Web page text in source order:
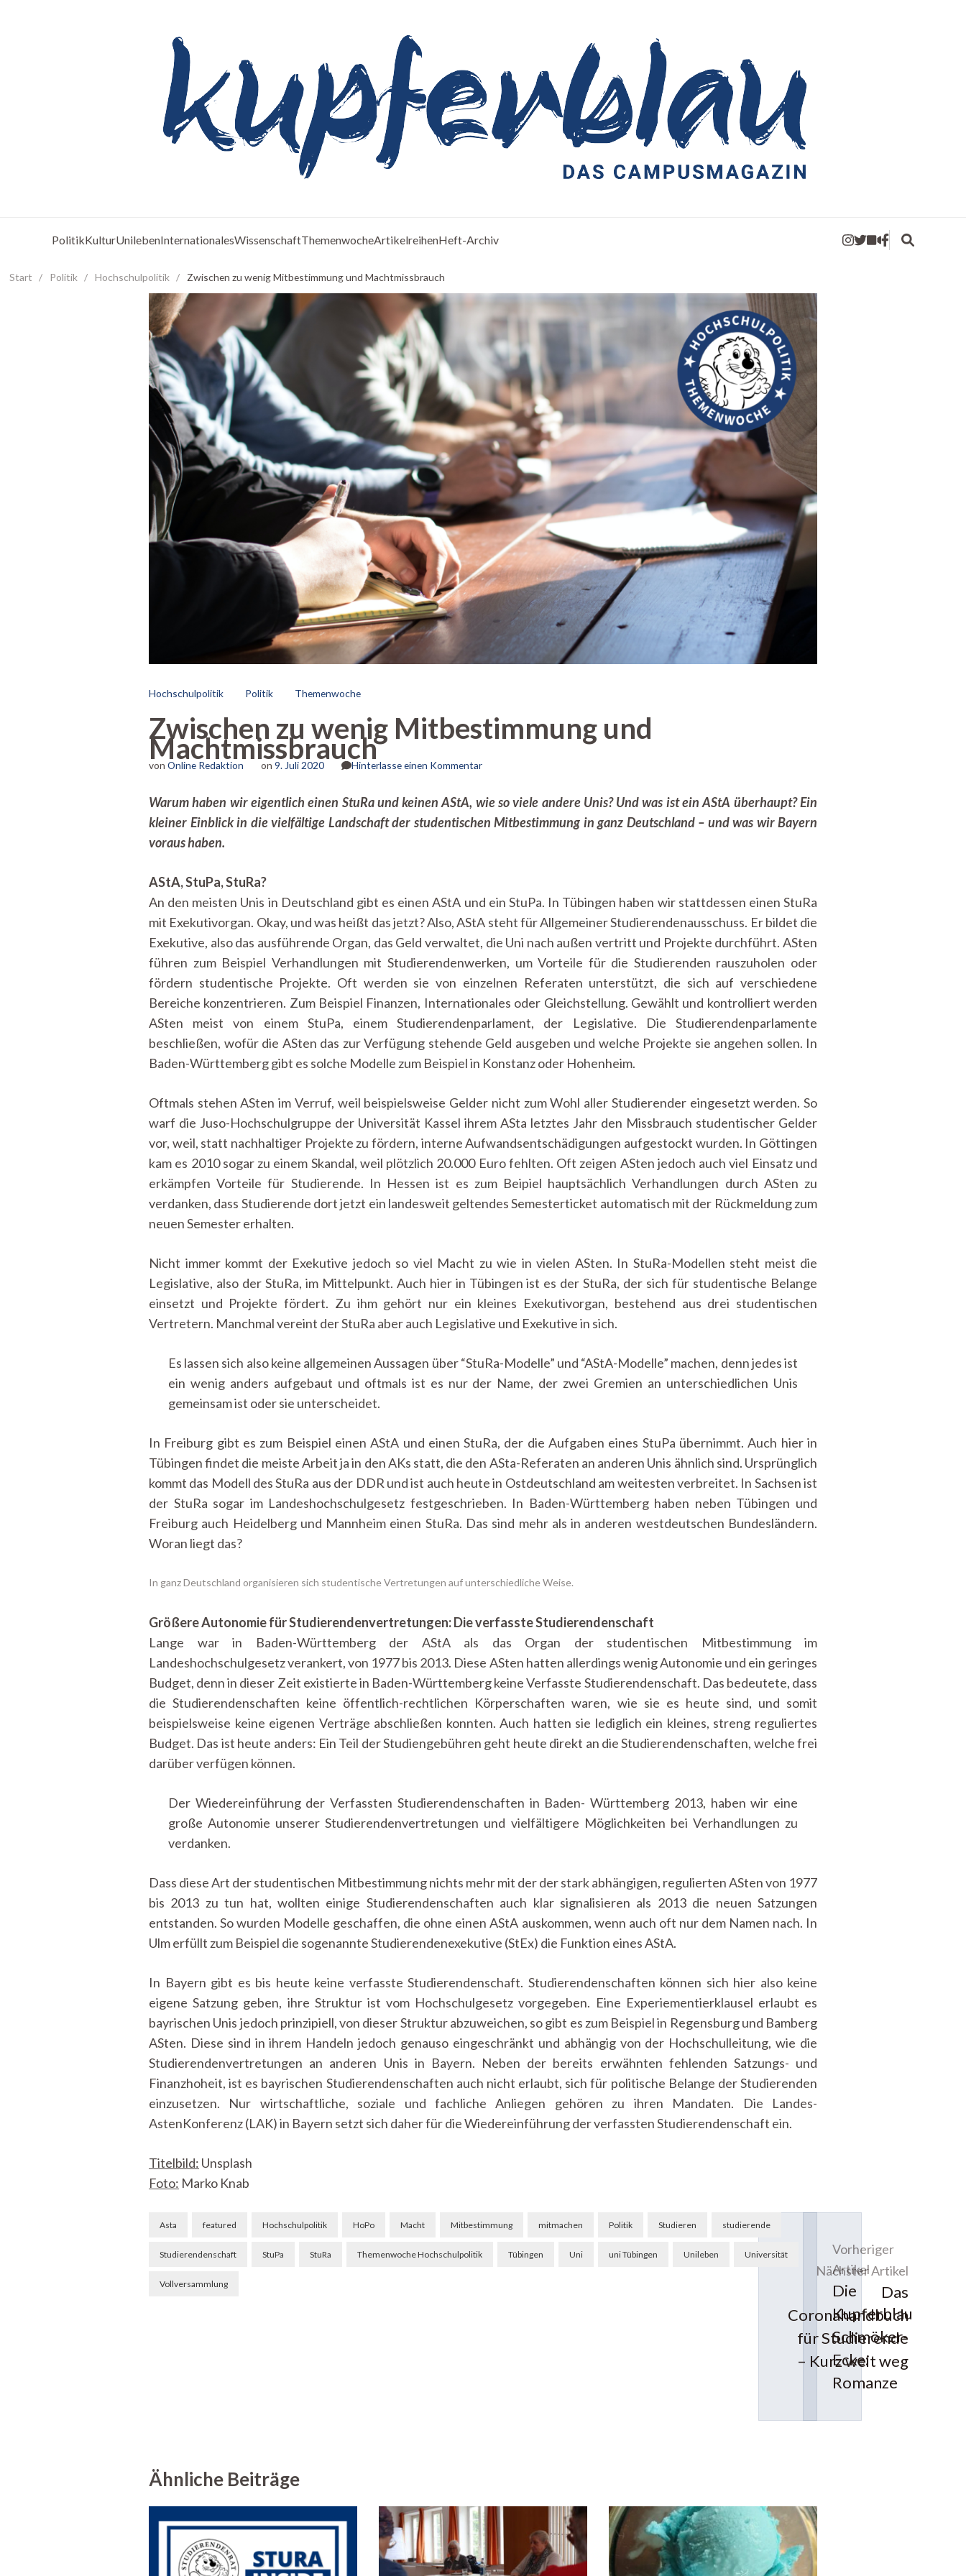
PolitikKulturUnilebenInternationalesWissenschaftThemenwocheArtikelreihenHeft-Archiv
Start / Politik / Hochschulpolitik / Zwischen zu wenig Mitbestimmung und Machtmissbrauch
Hochschulpolitik Politik Themenwoche
Zwischen zu wenig Mitbestimmung und
Machtmissbrauch
von Online Redaktion on 9. Juli 2020 Hinterlasse einen Kommentarzu
wenig
Mitbestimmung
Warum haben wir eigentlich einen StuRa und keinen AStA, wie so viele andere Unis? Und was ist ein AStA überhaupt? Ein
kleiner Einblick in die vielfältige Landschaft der studentischen Mitbestimmung in ganz Deutschland – und was wir Bayern
voraus haben.
AStA, StuPa, StuRa?
An den meisten Unis in Deutschland gibt es einen AStA und ein StuPa. In Tübingen haben wir stattdessen einen StuRa
mit Exekutivorgan. Okay, und was heißt das jetzt? Also, AStA steht für Allgemeiner Studierendenausschuss. Er bildet die
Exekutive, also das ausführende Organ, das Geld verwaltet, die Uni nach außen vertritt und Projekte durchführt. ASten
führen zum Beispiel Verhandlungen mit Studierendenwerken, um Vorteile für die Studierenden rauszuholen oder
fördern studentische Projekte. Oft werden sie von einzelnen Referaten unterstützt, die sich auf verschiedene
Bereiche konzentrieren. Zum Beispiel Finanzen, Internationales oder Gleichstellung. Gewählt und kontrolliert werden
ASten meist von einem StuPa, einem Studierendenparlament, der Legislative. Die Studierendenparlamente
beschließen, wofür die ASten das zur Verfügung stehende Geld ausgeben und welche Projekte sie angehen sollen. In
Baden-Württemberg gibt es solche Modelle zum Beispiel in Konstanz oder Hohenheim.
Oftmals stehen ASten im Verruf, weil beispielsweise Gelder nicht zum Wohl aller Studierender eingesetzt werden. So
warf die Juso-Hochschulgruppe der Universität Kassel ihrem ASta letztes Jahr den Missbrauch studentischer Gelder
vor, weil, statt nachhaltiger Projekte zu fördern, interne Aufwandsentschädigungen aufgestockt wurden. In Göttingen
kam es 2010 sogar zu einem Skandal, weil plötzlich 20.000 Euro fehlten. Oft zeigen ASten jedoch auch viel Einsatz und
erkämpfen Vorteile für Studierende. In Hessen ist es zum Beipiel hauptsächlich Verhandlungen durch ASten zu
verdanken, dass Studierende dort jetzt ein landesweit geltendes Semesterticket automatisch mit der Rückmeldung zum
neuen Semester erhalten.
Nicht immer kommt der Exekutive jedoch so viel Macht zu wie in vielen ASten. In StuRa-Modellen steht meist die
Legislative, also der StuRa, im Mittelpunkt. Auch hier in Tübingen ist es der StuRa, der sich für studentische Belange
einsetzt und Projekte fördert. Zu ihm gehört nur ein kleines Exekutivorgan, bestehend aus drei studentischen
Vertretern. Manchmal vereint der StuRa aber auch Legislative und Exekutive in sich.
Es lassen sich also keine allgemeinen Aussagen über “StuRa-Modelle” und “AStA-Modelle” machen, denn jedes ist
ein wenig anders aufgebaut und oftmals ist es nur der Name, der zwei Gremien an unterschiedlichen Unis
gemeinsam ist oder sie unterscheidet.
In Freiburg gibt es zum Beispiel einen AStA und einen StuRa, der die Aufgaben eines StuPa übernimmt. Auch hier in
Tübingen findet die meiste Arbeit ja in den AKs statt, die den ASta-Referaten an anderen Unis ähnlich sind. Ursprünglich
kommt das Modell des StuRa aus der DDR und ist auch heute in Ostdeutschland am weitesten verbreitet. In Sachsen ist
der StuRa sogar im Landeshochschulgesetz festgeschrieben. In Baden-Württemberg haben neben Tübingen und
Freiburg auch Heidelberg und Mannheim einen StuRa. Das sind mehr als in anderen westdeutschen Bundesländern.
Woran liegt das?
In ganz Deutschland organisieren sich studentische Vertretungen auf unterschiedliche Weise.
Größere Autonomie für Studierendenvertretungen: Die verfasste Studierendenschaft
Lange war in Baden-Württemberg der AStA als das Organ der studentischen Mitbestimmung im
Landeshochschulgesetz verankert, von 1977 bis 2013. Diese ASten hatten allerdings wenig Autonomie und ein geringes
Budget, denn in dieser Zeit existierte in Baden-Württemberg keine Verfasste Studierendenschaft. Das bedeutete, dass
die Studierendenschaften keine öffentlich-rechtlichen Körperschaften waren, wie sie es heute sind, und somit
beispielsweise keine eigenen Verträge abschließen konnten. Auch hatten sie lediglich ein kleines, streng reguliertes
Budget. Das ist heute anders: Ein Teil der Studiengebühren geht heute direkt an die Studierendenschaften, welche frei
darüber verfügen können.
Der Wiedereinführung der Verfassten Studierendenschaften in Baden- Württemberg 2013, haben wir eine
große Autonomie unserer Studierendenvertretungen und vielfältigere Möglichkeiten bei Verhandlungen zu
verdanken.
Dass diese Art der studentischen Mitbestimmung nichts mehr mit der der stark abhängigen, regulierten ASten von 1977
bis 2013 zu tun hat, wollten einige Studierendenschaften auch klar signalisieren als 2013 die neuen Satzungen
entstanden. So wurden Modelle geschaffen, die ohne einen AStA auskommen, wenn auch oft nur dem Namen nach. In
Ulm erfüllt zum Beispiel die sogenannte Studierendenexekutive (StEx) die Funktion eines AStA.
In Bayern gibt es bis heute keine verfasste Studierendenschaft. Studierendenschaften können sich hier also keine
eigene Satzung geben, ihre Struktur ist vom Hochschulgesetz vorgegeben. Eine Experiementierklausel erlaubt es
bayrischen Unis jedoch prinzipiell, von dieser Struktur abzuweichen, so gibt es zum Beispiel in Regensburg und Bamberg
ASten. Diese sind in ihrem Handeln jedoch genauso eingeschränkt und abhängig von der Hochschulleitung, wie die
Studierendenvertretungen an anderen Unis in Bayern. Neben der bereits erwähnten fehlenden Satzungs- und
Finanzhoheit, ist es bayrischen Studierendenschaften auch nicht erlaubt, sich für politische Belange der Studierenden
einzusetzen. Nur wirtschaftliche, soziale und fachliche Anliegen gehören zu ihren Mandaten. Die Landes-
AstenKonferenz (LAK) in Bayern setzt sich daher für die Wiedereinführung der verfassten Studierendenschaft ein.
Titelbild: Unsplash
Foto: Marko Knab
Asta featured Hochschulpolitik HoPo Macht Mitbestimmung mitmachen Politik Studieren studierende
Studierendenschaft StuPa StuRa Themenwoche Hochschulpolitik Tübingen Uni uni Tübingen Unileben Universität
Vollversammlung
Beitragsnavigation
Vorheriger
Artikel
Die
Kupferblau
Schmöker-
Ecke:
Romanze
Nächster Artikel
Das
Coronahandbuch
für Studierende
– Kurz weit weg
Ähnliche Beiträge